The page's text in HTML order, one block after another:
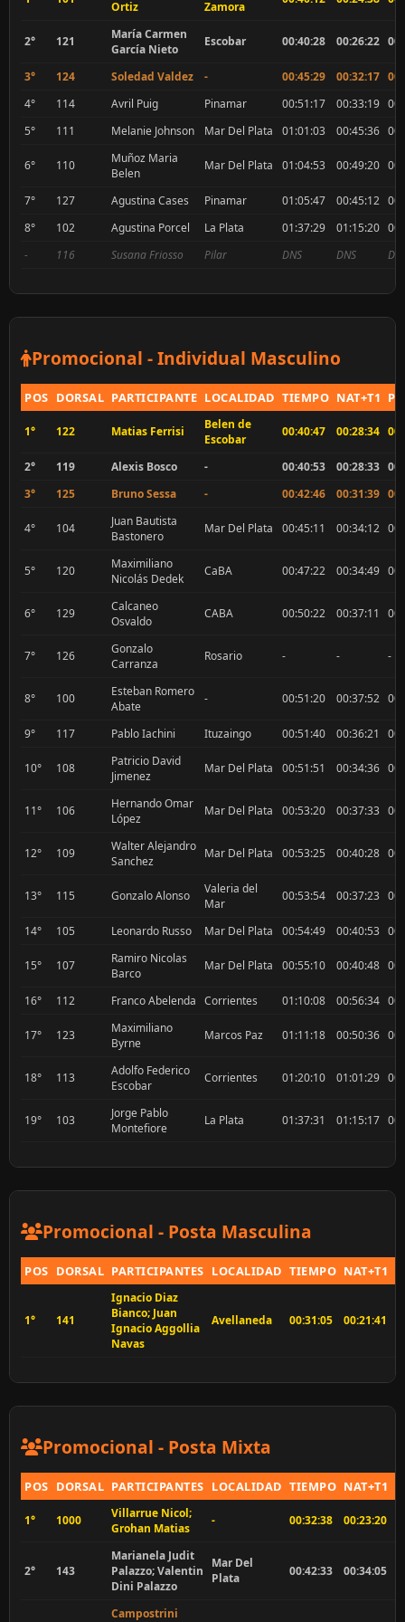
Ortiz
Zamora
2° 121
María Carmen
García Nieto
Escobar 00:40:28 00:26:22
3° 124 Soledad Valdez - 00:45:29 00:32:17
4°
114 Avril Puig Pinamar 00:51:17 00:33:19
5°
111 Melanie Johnson Mar Del Plata 01:01:03 00:45:36
6° 110
Muñoz Maria
Belen
Mar Del Plata 01:04:53 00:49:20
7° 127 Agustina Cases Pinamar 01:05:47 00:45:12
8°
102 Agustina Porcel La Plata 01:37:29 01:15:20
-
116 Susana Friosso Pilar DNS DNS
Promocional - Individual Masculino
POS DORSAL PARTICIPANTE LOCALIDAD TIEMPO NAT+T1
1° 122 Matias Ferrisi
Belen de
Escobar
00:40:47 00:28:34
2° 119 Alexis Bosco - 00:40:53 00:28:33
3°
125 Bruno Sessa - 00:42:46 00:31:39
4° 104
Juan Bautista
Bastonero
Mar Del Plata 00:45:11 00:34:12
5° 120
Maximiliano
Nicolás Dedek
CaBA 00:47:22 00:34:49
6° 129
Calcaneo
Osvaldo
CABA 00:50:22 00:37:11
7° 126
Gonzalo
Carranza
Rosario - - -
8° 100
Esteban Romero
Abate
- 00:51:20 00:37:52
9° 117 Pablo Iachini Ituzaingo 00:51:40 00:36:21
10° 108
Patricio David
Jimenez
Mar Del Plata 00:51:51 00:34:36
11° 106
Hernando Omar
López
Mar Del Plata 00:53:20 00:37:33
12° 109
Walter Alejandro
Sanchez
Mar Del Plata 00:53:25 00:40:28
13° 115 Gonzalo Alonso
Valeria del
Mar
00:53:54 00:37:23
14° 105 Leonardo Russo Mar Del Plata 00:54:49 00:40:53
15° 107
Ramiro Nicolas
Barco
Mar Del Plata 00:55:10 00:40:48
16° 112 Franco Abelenda Corrientes 01:10:08 00:56:34
17° 123
Maximiliano
Byrne
Marcos Paz 01:11:18 00:50:36
18° 113
Adolfo Federico
Escobar
Corrientes 01:20:10 01:01:29
19° 103
Jorge Pablo
Montefiore
La Plata 01:37:31 01:15:17
Promocional - Posta Masculina
POS DORSAL PARTICIPANTES LOCALIDAD TIEMPO NAT+T1
1° 141
Ignacio Diaz
Bianco; Juan
Ignacio Aggollia
Navas
Avellaneda 00:31:05 00:21:41
Promocional - Posta Mixta
POS DORSAL PARTICIPANTES LOCALIDAD TIEMPO NAT+T1
1° 1000
Villarrue Nicol;
Grohan Matias
- 00:32:38 00:23:20
2° 143
Marianela Judit
Palazzo; Valentin
Dini Palazzo
Mar Del
Plata
00:42:33 00:34:05
Campostrini